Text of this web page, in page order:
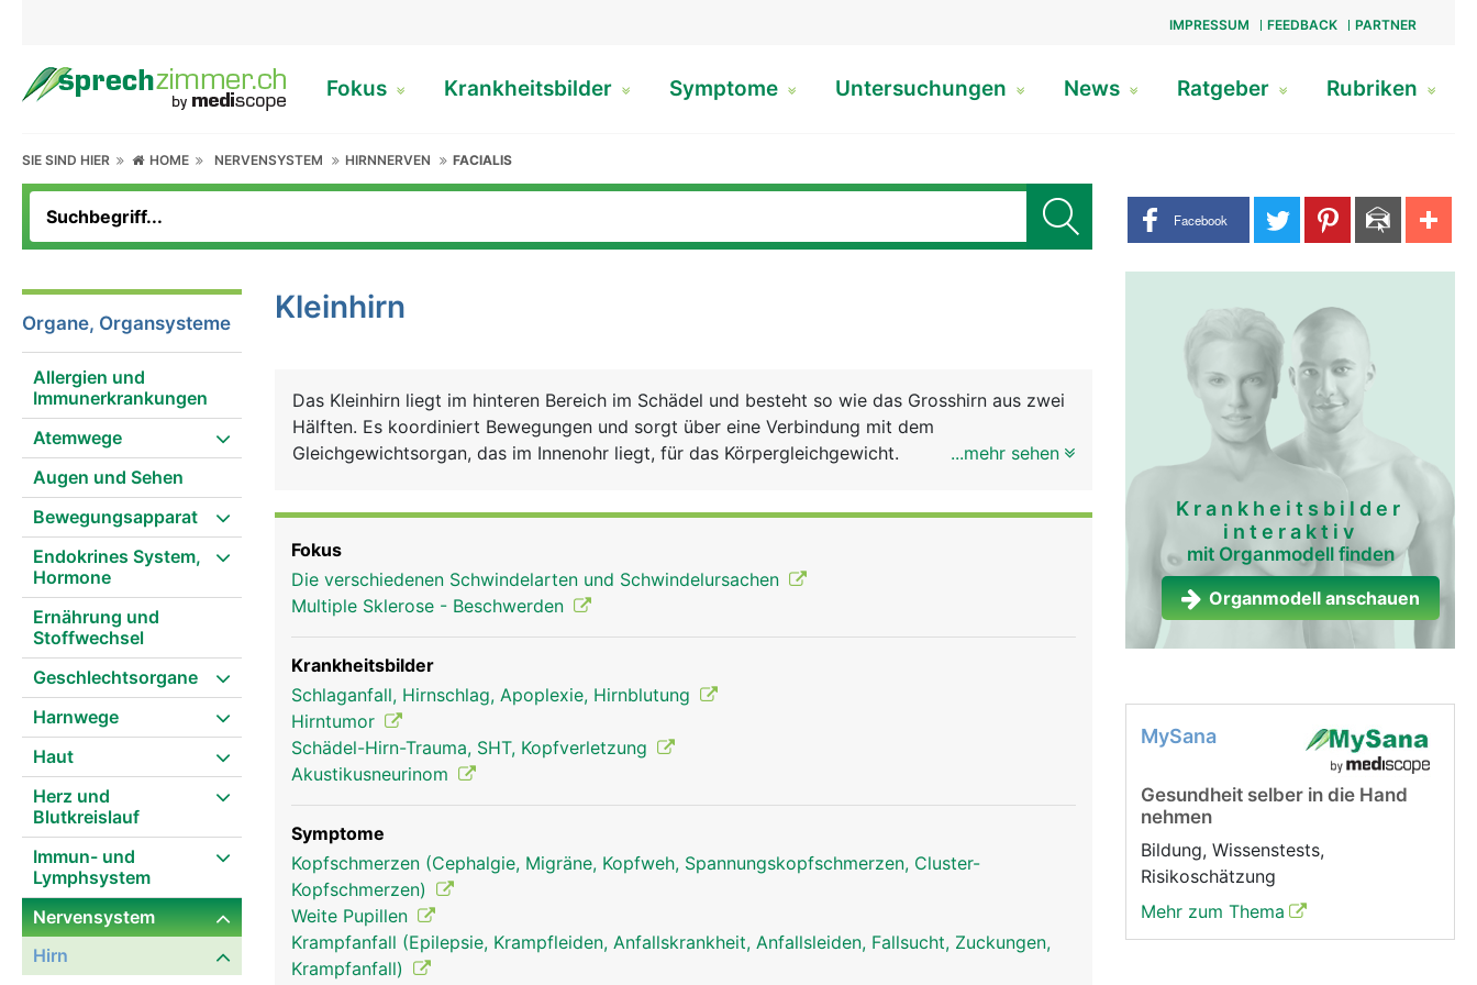
IMPRESSUM FEEDBACK PARTNER
Fokus Krankheitsbilder Symptome Untersuchungen News Ratgeber Rubriken
SIE SIND HIER HOME NERVENSYSTEM HIRNNERVEN FACIALIS
Share buttons
Facebook
Organe, Organsysteme
Allergien und
Immunerkrankungen
Atemwege
Augen und Sehen
Bewegungsapparat
Endokrines System,
Hormone
Ernährung und
Stoffwechsel
Geschlechtsorgane
Harnwege
Haut
Herz und
Blutkreislauf
Immun- und
Lymphsystem
Nervensystem
Hirn
Kleinhirn
Das Kleinhirn liegt im hinteren Bereich im Schädel und besteht so wie das Grosshirn aus zwei
Hälften. Es koordiniert Bewegungen und sorgt über eine Verbindung mit dem
Gleichgewichtsorgan, das im Innenohr liegt, für das Körpergleichgewicht.
Kleinhirn Frau
...mehr sehen
Fokus
Die verschiedenen Schwindelarten und Schwindelursachen
Multiple Sklerose - Beschwerden
Krankheitsbilder
Schlaganfall, Hirnschlag, Apoplexie, Hirnblutung
Hirntumor
Schädel-Hirn-Trauma, SHT, Kopfverletzung
Akustikusneurinom
Symptome
Kopfschmerzen (Cephalgie, Migräne, Kopfweh, Spannungskopfschmerzen, Cluster-
Kopfschmerzen)
Weite Pupillen
Krampfanfall (Epilepsie, Krampfleiden, Anfallskrankheit, Anfallsleiden, Fallsucht, Zuckungen,
Krampfanfall)
Krankheitsbilder
interaktiv
mit Organmodell finden
Organmodell anschauen
MySana
Gesundheit selber in die Hand
nehmen
Bildung, Wissenstests,
Risikoschätzung
Mehr zum Thema